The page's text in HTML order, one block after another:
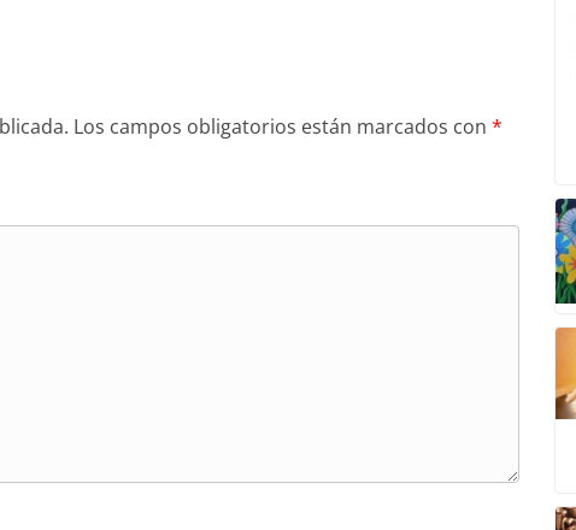
Los campos obligatorios están marcados con *